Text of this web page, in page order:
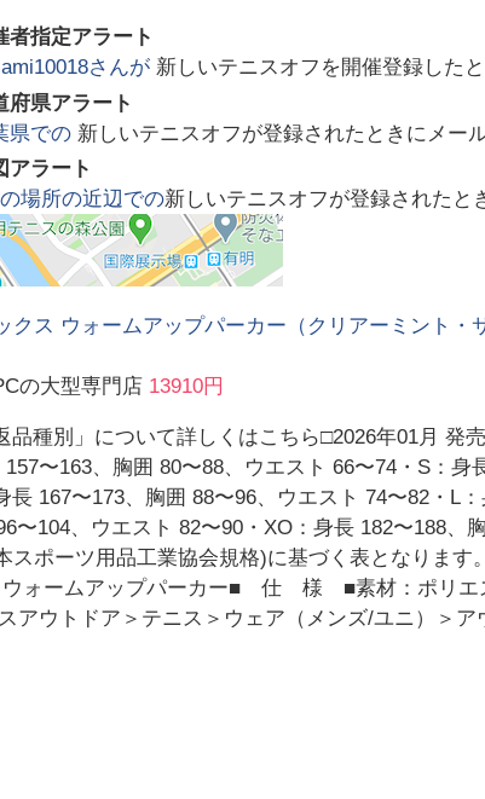
者指定アラート
さんが 新しいテニスオフを開催登録した
府県アラート
県での 新しいテニスオフが登録されたときにメー
アラート
場所の近辺での新しいテニスオフが登録されたと
クス ウォームアップパーカー（クリアーミント・
の大型専門店 13910円
品種別」について詳しくはこちら□2026年01月
〜163、胸囲 80〜88、ウエスト 66〜74・S：身
長 167〜173、胸囲 88〜96、ウエスト 74〜82・L：
〜104、ウエスト 82〜90・XO：身長 182〜188、
ポーツ用品工業協会規格)に基づく表となりま
ウォームアップパーカー■ 仕 様 ■素材：ポリエ
アウトドア＞テニス＞ウェア（メンズ/ユニ）＞ア